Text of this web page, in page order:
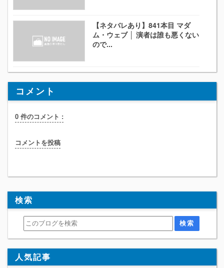
【ネタバレあり】841本目 マダ
ム・ウェブ │ 演者は誰も悪くない
ので...
コメント
0 件のコメント :
コメントを投稿
検索
人気記事